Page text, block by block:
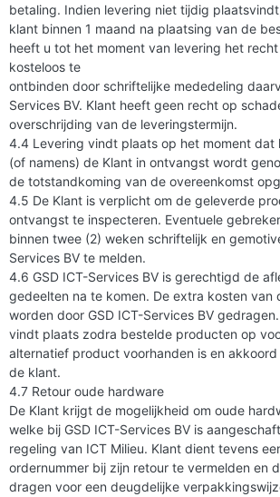
betaling. Indien levering niet tijdig
klant binnen 1 maand na plaatsing van de
heeft u tot het moment van levering het
kosteloos te
ontbinden door schriftelijke mededeling
Services BV. Klant heeft geen recht op
overschrijding van de leveringstermijn.
4.4 Levering vindt plaats op het moment
(of namens) de Klant in ontvangst wordt
de totstandkoming van de overeenkomst
4.5 De Klant is verplicht om de geleverde
ontvangst te inspecteren. Eventuele
binnen twee (2) weken schriftelijk en
Services BV te melden.
4.6 GSD ICT-Services BV is gerechtigd de
gedeelten na te komen. De extra kosten van
worden door GSD ICT-Services BV
vindt plaats zodra bestelde producten op
alternatief product voorhanden is en
de klant.
4.7 Retour oude hardware
De Klant krijgt de mogelijkheid om oude
welke bij GSD ICT-Services BV is
regeling van ICT Milieu. Klant dient tevens
ordernummer bij zijn retour te vermelden en
dragen voor een deugdelijke